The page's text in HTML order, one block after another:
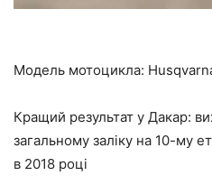
Модель мотоцикла:
Кращий результат у Дакар:
загальному заліку на 10-му
в 2018 році